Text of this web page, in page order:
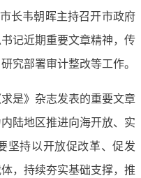
长韦朝晖主持召开市政府
记近期重要文章精神，传
究部署审计整改等工作。
是》杂志发表的重要文章
陆地区推进向海开放、实
坚持以开放促改革、促发
，持续夯实基础支撑，推